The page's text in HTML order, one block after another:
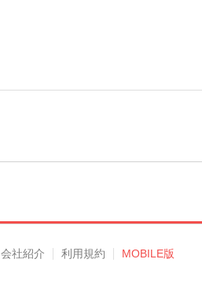
会社紹介 利用規約 MOBILE版